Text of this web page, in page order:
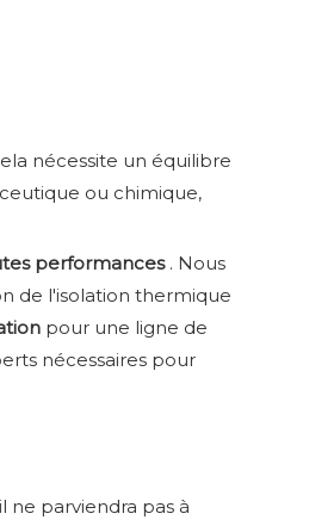
nécessite un équilibre
ou chimique,
performances . Nous
de l'isolation thermique
pour une ligne de
nécessaires pour
parviendra pas à